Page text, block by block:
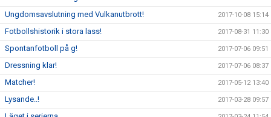
Ungdomsavslutning med Vulkanutbrott! 2017-10-08 15:14
Fotbollshistorik i stora lass! 2017-08-31 11:30
Spontanfotboll på g! 2017-07-06 09:51
Dressning klar! 2017-07-06 08:37
Matcher! 2017-05-12 13:40
Lysande..! 2017-03-28 09:57